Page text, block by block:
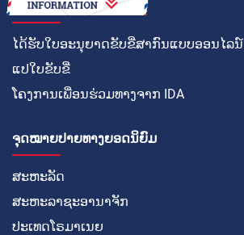
ວິທີໃນການ
ໄດ້ຮັບໃບອະນຸຍາດຂັບຂີ່ສາກົນແບບອອນໄລນ໌
ແປໃບຂັບຂີ່
ໂຄງການເພື່ອນຮ່ວມທາງຈາກ IDA
ຈຸດໝາຍປາຍທາງຍອດນິຍົມ
ສະຫະລັດ
ສະຫະລາຊະອານາຈັກ
ປະເທດໂຣມາເນຍ